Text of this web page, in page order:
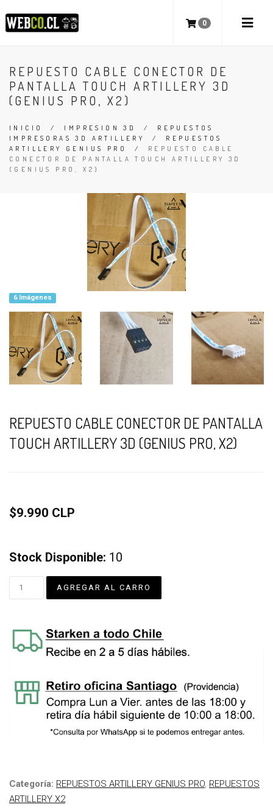
0
REPUESTO CABLE CONECTOR DE
PANTALLA TOUCH ARTILLERY 3D
(GENIUS PRO, X2)
INICIO / IMPRESION 3D / REPUESTOS
IMPRESORAS 3D ARTILLERY
/ REPUESTOS
ARTILLERY GENIUS PRO
/ REPUESTO CABLE
CONECTOR DE PANTALLA TOUCH ARTILLERY 3D
(GENIUS PRO, X2)
6 Imágenes
REPUESTO CABLE CONECTOR DE PANTALLA
TOUCH ARTILLERY 3D (GENIUS PRO, X2)
$9.990 CLP
Stock Disponible: 10
Categoría: REPUESTOS ARTILLERY GENIUS PRO, REPUESTOS
ARTILLERY X2